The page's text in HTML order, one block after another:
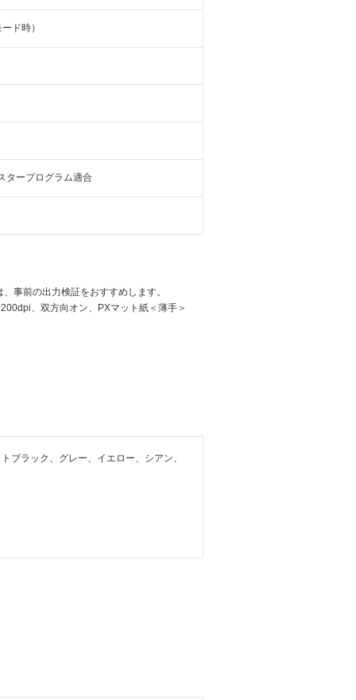
ド時）
タープログラム適合
事前の出力検証をおすすめします。
、双方向オン、PXマット紙＜薄手＞
ブラック、グレー、イエロー、シアン、